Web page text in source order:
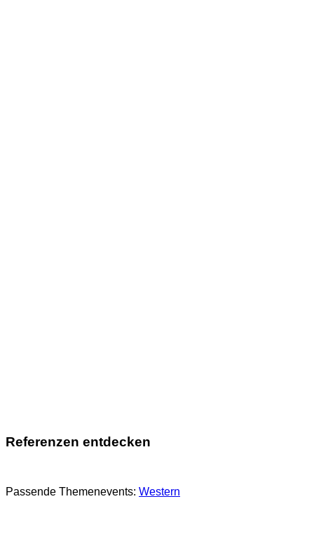
Referenzen entdecken
Passende Themenevents: Western